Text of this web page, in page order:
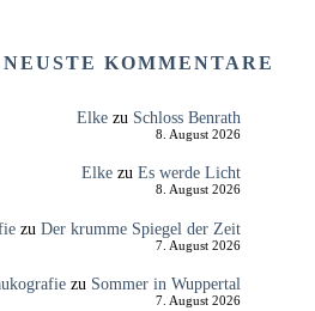
NEUSTE KOMMENTARE
Elkezu Schloss Benrath
8. August 2026
Elkezu Es werde Licht
8. August 2026
zu Der krumme Spiegel der Zeit
7. August 2026
zu Sommer in Wuppertal
7. August 2026